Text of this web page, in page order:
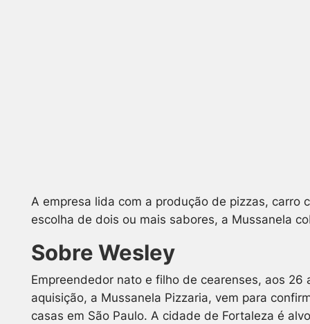
A empresa lida com a produção de pizzas,
escolha de dois ou mais sabores, a Mussanela
Sobre Wesley
Empreendedor nato e filho de cearenses, aos
aquisição, a Mussanela Pizzaria, vem para
casas em São Paulo. A cidade de Fortaleza é